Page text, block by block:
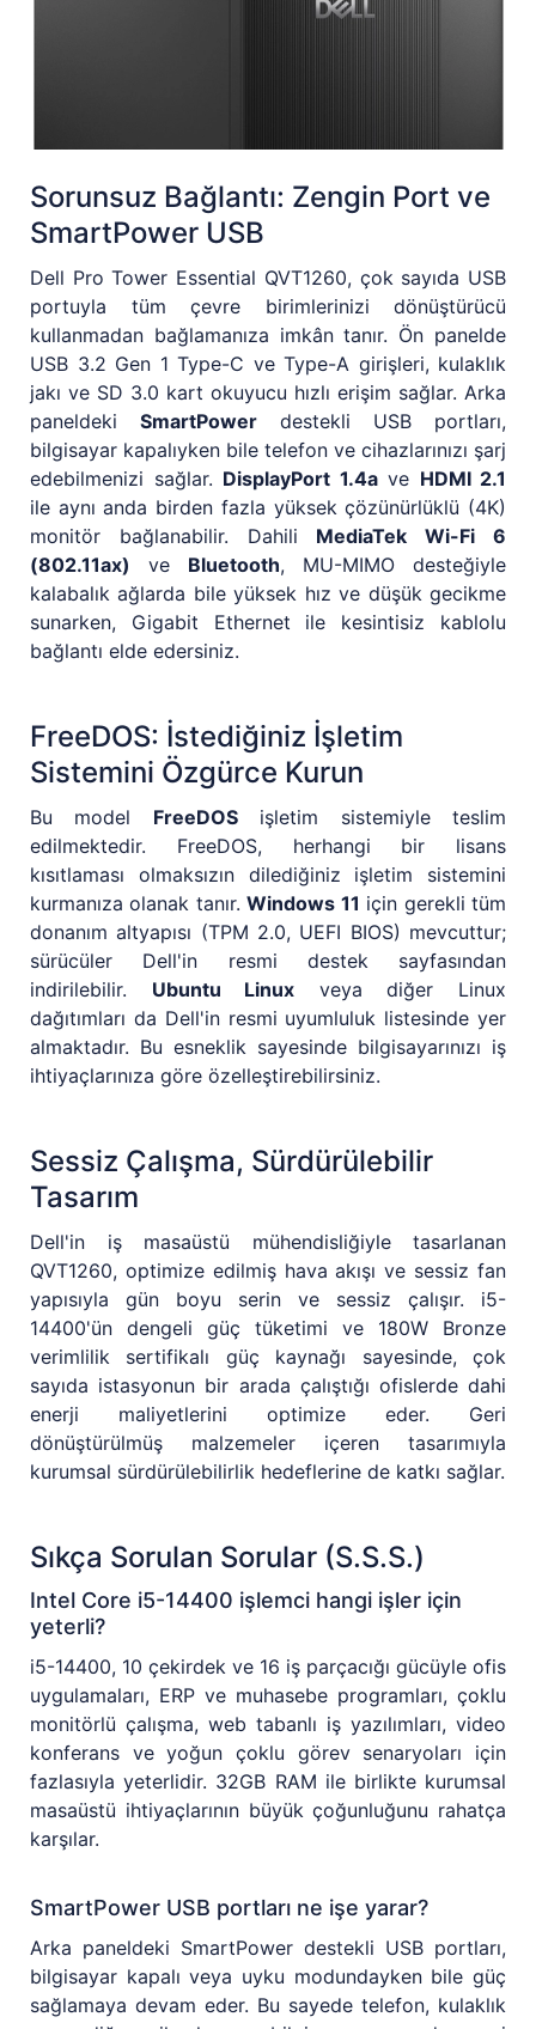
Sorunsuz Bağlantı: Zengin Port ve
SmartPower USB
Dell Pro Tower Essential QVT1260, çok sayıda USB
portuyla tüm çevre birimlerinizi dönüştürücü
kullanmadan bağlamanıza imkân tanır. Ön panelde
USB 3.2 Gen 1 Type-C ve Type-A girişleri, kulaklık
jakı ve SD 3.0 kart okuyucu hızlı erişim sağlar. Arka
paneldeki SmartPower destekli USB portları,
bilgisayar kapalıyken bile telefon ve cihazlarınızı şarj
edebilmenizi sağlar. DisplayPort 1.4ave HDMI 2.1
ile aynı anda birden fazla yüksek çözünürlüklü (4K)
monitör bağlanabilir. Dahili MediaTek Wi-Fi 6
(802.11ax) ve Bluetooth, MU-MIMO desteğiyle
kalabalık ağlarda bile yüksek hız ve düşük gecikme
sunarken, Gigabit Ethernet ile kesintisiz kablolu
bağlantı elde edersiniz.
FreeDOS: İstediğiniz İşletim
Sistemini Özgürce Kurun
Bu model FreeDOSişletim sistemiyle teslim
edilmektedir. FreeDOS, herhangi bir lisans
kısıtlaması olmaksızın dilediğiniz işletim sistemini
kurmanıza olanak tanır.Windows 11 için gerekli tüm
donanım altyapısı (TPM 2.0, UEFI BIOS) mevcuttur;
sürücüler Dell'in resmi destek sayfasından
indirilebilir. Ubuntu Linux veya diğer Linux
dağıtımları da Dell'in resmi uyumluluk listesinde yer
almaktadır. Bu esneklik sayesinde bilgisayarınızı iş
ihtiyaçlarınıza göre özelleştirebilirsiniz.
Sessiz Çalışma, Sürdürülebilir
Tasarım
Dell'in iş masaüstü mühendisliğiyle tasarlanan
QVT1260, optimize edilmiş hava akışı ve sessiz fan
yapısıyla gün boyu serin ve sessiz çalışır. i5-
14400'ün dengeli güç tüketimi ve 180W Bronze
verimlilik sertifikalı güç kaynağı sayesinde, çok
sayıda istasyonun bir arada çalıştığı ofislerde dahi
enerji maliyetlerini optimize eder. Geri
dönüştürülmüş malzemeler içeren tasarımıyla
kurumsal sürdürülebilirlik hedeflerine de katkı sağlar.
Sıkça Sorulan Sorular (S.S.S.)
Intel Core i5-14400 işlemci hangi işler için
yeterli?
i5-14400, 10 çekirdek ve 16 iş parçacığı gücüyle ofis
uygulamaları, ERP ve muhasebe programları, çoklu
monitörlü çalışma, web tabanlı iş yazılımları, video
konferans ve yoğun çoklu görev senaryoları için
fazlasıyla yeterlidir. 32GB RAM ile birlikte kurumsal
masaüstü ihtiyaçlarının büyük çoğunluğunu rahatça
karşılar.
SmartPower USB portları ne işe yarar?
Arka paneldeki SmartPower destekli USB portları,
bilgisayar kapalı veya uyku modundayken bile güç
sağlamaya devam eder. Bu sayede telefon, kulaklık